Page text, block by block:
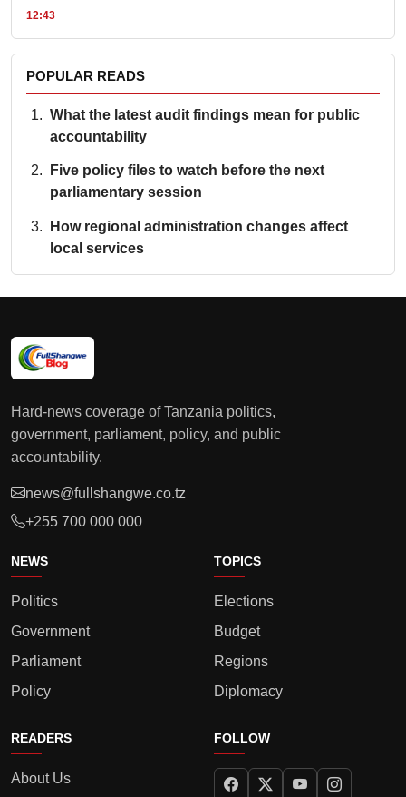
12:43
POPULAR READS
What the latest audit findings mean for public
accountability
Five policy files to watch before the next
parliamentary session
How regional administration changes affect
local services
Hard-news coverage of Tanzania politics,
government, parliament, policy, and public
accountability.
news@fullshangwe.co.tz
+255 700 000 000
NEWS
Politics
Government
Parliament
Policy
TOPICS
Elections
Budget
Regions
Diplomacy
READERS
About Us
FOLLOW